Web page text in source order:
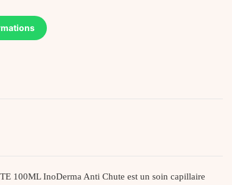
100ML InoDerma Anti Chute est un soin capillaire